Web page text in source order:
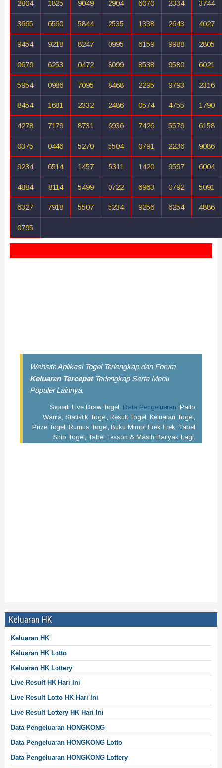
2804 1825 9049 2904 6070 2334 3744
3665 6560 5844 2535 1338 2643 4027
9454 9218 8247 0995 6159 9988 2805
0679 6253 0472 8099 8538 9580 6021
5954 0986 7095 8468 2295 9793 2316
8454 1681 2332 2486 0574 4755 1790
4278 7179 8731 6936 7426 5579 6158
0375 0446 5270 5504 0791 2236 9086
9234 6514 1457 5311 1420 9597 6004
4884 8114 5499 0722 6963 0792 5091
6327 7918 5507 5234 9256 6254 4886
0795
Website Aplikasi Togel Terlengkap dan Forum
Keluaran TercepatTerlengkap Serta Menu
Populer Lainnya.
Seperti Live Draw Togel, Data Pengeluaran, Paito
Warna, Statistik Togel, Result Togel, Keluaran Togel,
Prize Togel, Rumus Togel, Buku Mimpi Erek Erek, Tabel
Shio Togel, Tabel Tesson & Masih Banyak Lagi.
Keluaran HK
Keluaran HK
Keluaran HK Lotto
Keluaran HK Lottery
Live Result HK Hari Ini
Live Result Lotto HK Hari Ini
Live Result Lottery HK Hari Ini
Data Pengeluaran HONGKONG
Data Pengeluaran HONGKONG Lotto
Data Pengeluaran HONGKONG Lottery